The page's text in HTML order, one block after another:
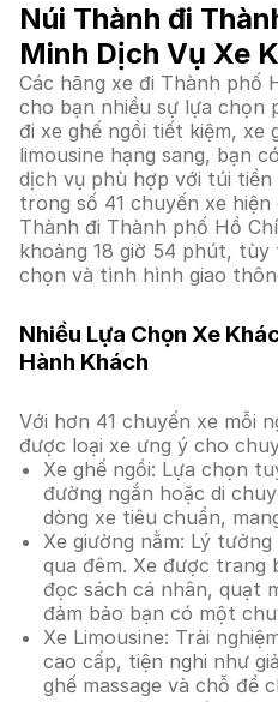
Núi Thành đi
Minh Dịch Vụ Xe
Các hãng xe đi Thành phố
cho bạn nhiều sự lựa chọn
đi xe ghế ngồi tiết kiệm, xe
limousine hạng sang, bạn
dịch vụ phù hợp với túi tiền
trong số 41 chuyến xe
Thành đi Thành phố Hồ
khoảng 18 giờ 54 phút, tùy
chọn và tình hình giao
Nhiều Lựa Chọn Xe
Hành Khách
Với hơn 41 chuyến xe mỗi
được loại xe ưng ý cho
Xe ghế ngồi: Lựa chọn
đường ngắn hoặc di
dòng xe tiêu chuẩn,
Xe giường nằm: Lý
qua đêm. Xe được trang
đọc sách cá nhân, quạt
đảm bảo bạn có một
Xe Limousine: Trải
cao cấp, tiện nghi như
ghế massage và chỗ để